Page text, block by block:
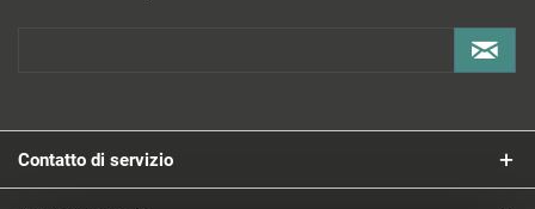
Contatto di servizio